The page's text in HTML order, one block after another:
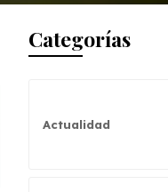
Categorías
Actualidad